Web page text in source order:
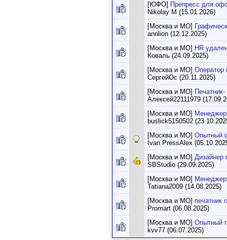
[ЮФО] Препресс для
Nikolay M (15.01.2026)
[Москва и МО]
annlion (12.12.2025)
[Москва и МО] HR
Коваль (24.09.2025)
[Москва и МО] Оператор
СергейОс (20.11.2025)
[Москва и МО]
Алексей22111979
[Москва и МО] Менеджер
buslick5150502
[Москва и МО] Опытный
Ivan PressAlex
[Москва и МО] Дизайнер
SBStudio (29.09.2025)
[Москва и МО] Менеджер
Tatiana2009 (14.08.2025)
[Москва и МО] печатник
Promart (06.08.2025)
[Москва и МО] Опытный
kvv77 (06.07.2025)